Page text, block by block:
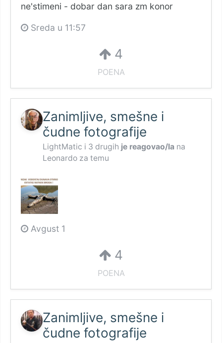
ne'stimeni - dobar dan sara zm konor
Sreda u 11:57
4
POENA
Zanimljive, smešne i
čudne fotografije
LightMatic i 3 drugih je reagovao/la na
Leonardo za temu
Avgust 1
4
POENA
Zanimljive, smešne i
čudne fotografije